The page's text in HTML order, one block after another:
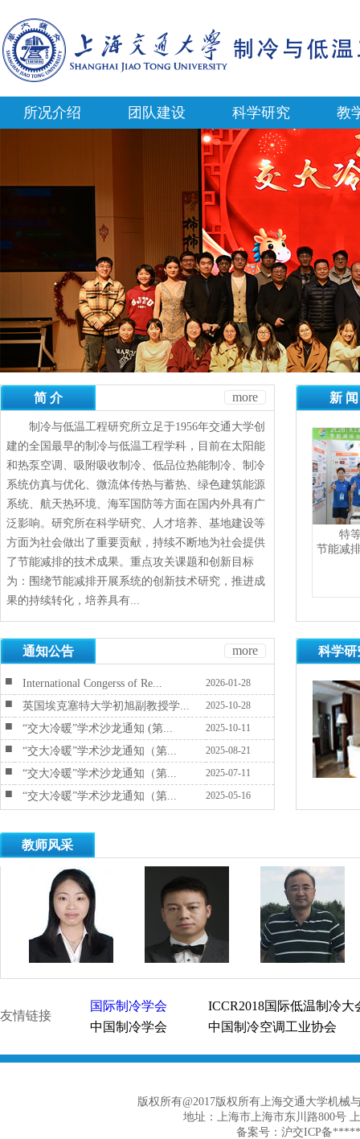
所况介绍 团队建设 科学研究 教
简 介 more
制冷与低温工程研究所立足于1956年交通大学创
建的全国最早的制冷与低温工程学科，目前在太阳能
和热泵空调、吸附吸收制冷、低品位热能制冷、制冷
系统仿真与优化、微流体传热与蓄热、绿色建筑能源
系统、航天热环境、海军国防等方面在国内外具有广
泛影响。研究所在科学研究、人才培养、基地建设等
方面为社会做出了重要贡献，持续不断地为社会提供
了节能减排的技术成果。重点攻关课题和创新目标
为：围绕节能减排开展系统的创新技术研究，推进成
果的持续转化，培养具有...
通知公告 more
■ International Congerss of Re... 2026-01-28
■ 英国埃克塞特大学初旭副教授学... 2025-10-28
■ “交大冷暖”学术沙龙通知 (第... 2025-10-11
■ “交大冷暖”学术沙龙通知（第... 2025-08-21
■ “交大冷暖”学术沙龙通知（第... 2025-07-11
■ “交大冷暖”学术沙龙通知（第... 2025-05-16
新 闻
特
节能减
科学研
教师风采
友情链接
国际制冷学会
ICCR2018国际低温制冷大
中国制冷学会
中国制冷空调工业协会
版权所有@2017版权所有上海交通大学机械
地址：上海市上海市东川路800号
备案号：沪交ICP备